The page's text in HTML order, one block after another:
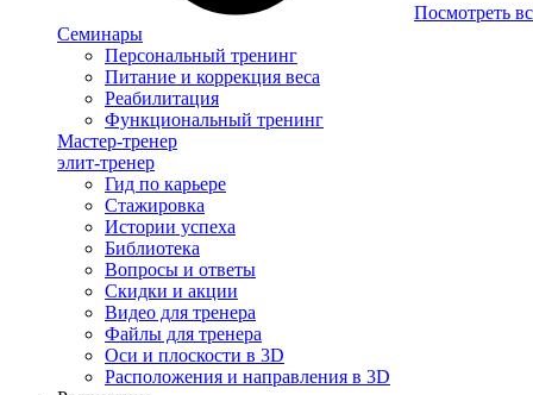
Посмотреть
Семинары
Персональный тренинг
Питание и коррекция веса
Реабилитация
Функциональный тренинг
Мастер-тренер
элит-тренер
Гид по карьере
Стажировка
Истории успеха
Библиотека
Вопросы и ответы
Скидки и акции
Видео для тренера
Файлы для тренера
Оси и плоскости в 3D
Расположения и направления в 3D